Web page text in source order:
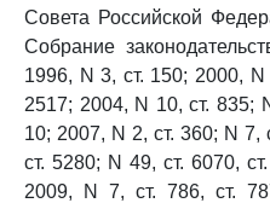
Совета Российской
Собрание
1996, N 3, ст. 150; 2000,
2517; 2004, N 10, ст. 835;
10; 2007, N 2, ст. 360; N 7,
ст. 5280; N 49, ст. 6070,
2009, N 7, ст. 786, ст.